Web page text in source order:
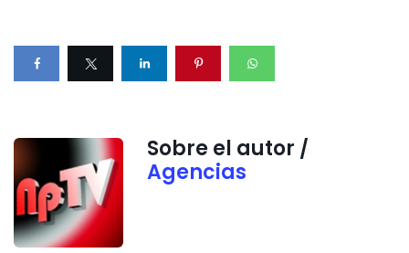
Sobre el autor /
Agencias